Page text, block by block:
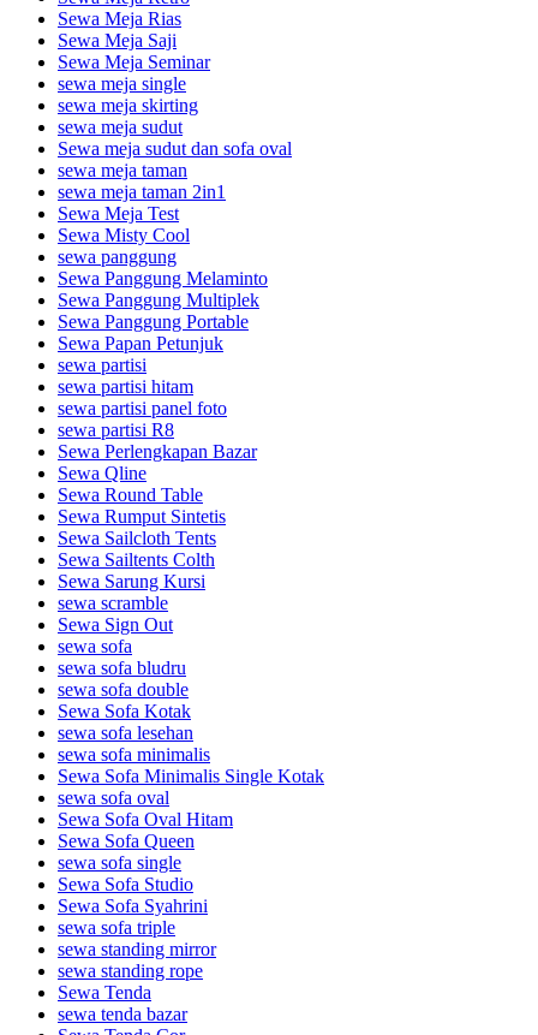
Sewa Meja Rias
Sewa Meja Saji
Sewa Meja Seminar
sewa meja single
sewa meja skirting
sewa meja sudut
Sewa meja sudut dan sofa oval
sewa meja taman
sewa meja taman 2in1
Sewa Meja Test
Sewa Misty Cool
sewa panggung
Sewa Panggung Melaminto
Sewa Panggung Multiplek
Sewa Panggung Portable
Sewa Papan Petunjuk
sewa partisi
sewa partisi hitam
sewa partisi panel foto
sewa partisi R8
Sewa Perlengkapan Bazar
Sewa Qline
Sewa Round Table
Sewa Rumput Sintetis
Sewa Sailcloth Tents
Sewa Sailtents Colth
Sewa Sarung Kursi
sewa scramble
Sewa Sign Out
sewa sofa
sewa sofa bludru
sewa sofa double
Sewa Sofa Kotak
sewa sofa lesehan
sewa sofa minimalis
Sewa Sofa Minimalis Single Kotak
sewa sofa oval
Sewa Sofa Oval Hitam
Sewa Sofa Queen
sewa sofa single
Sewa Sofa Studio
Sewa Sofa Syahrini
sewa sofa triple
sewa standing mirror
sewa standing rope
Sewa Tenda
sewa tenda bazar